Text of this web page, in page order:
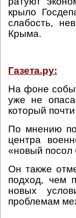
крыло
слабость,
Крыма.
Газета.ру:
На фоне
уже не
который
По мнению
центра
«новый посол
Он также
подход, чем
новых
проблемам